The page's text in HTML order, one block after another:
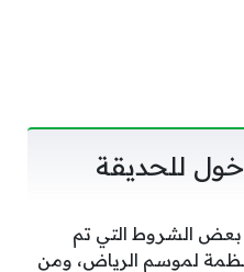
للحديقة
بعض الشروط التي تم
لموسم الرياض، ومن